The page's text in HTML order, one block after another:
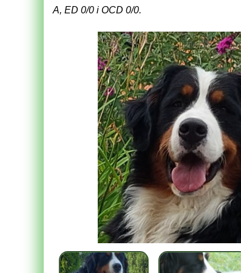
A, ED 0/0 i OCD 0/0.